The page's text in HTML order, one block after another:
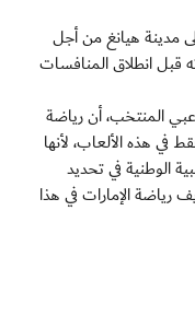
مدينة هيانغ من أجل
قبل انطلاق المنافسات
المنتخب، أن رياضة
في هذه الألعاب، لأنها
الوطنية في تحديد
رياضة الإمارات في هذا